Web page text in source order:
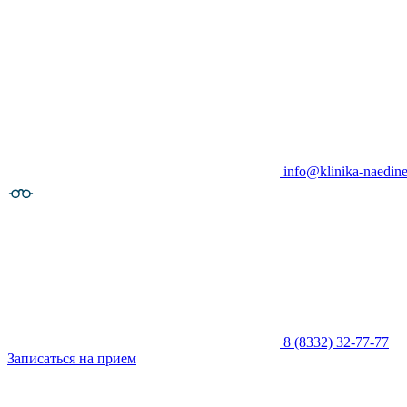
info@klinika-
8 (8332) 32-77-77
Записаться на прием